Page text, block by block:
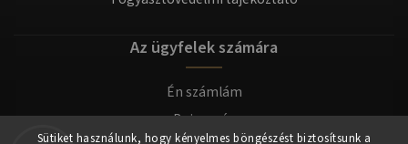
Sütiket használunk, hogy kényelmes böngészést biztosítsunk a
Az ügyfelek számára
Én számlám
Bejegyzés